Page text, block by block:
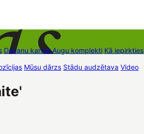
Dāvanu kartes Augu komplekti Kā iepirkties
Mūsu dārzs Stādu audzētava Video